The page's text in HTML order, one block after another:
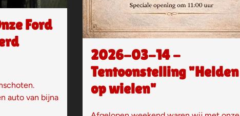
Ford
auto van bijna
2026-03-14 -
Tentoonstelling "Helden
op wielen"